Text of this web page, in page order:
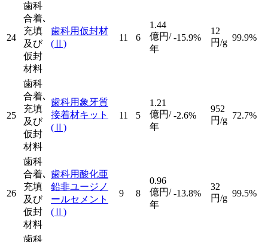
24
歯科
合着､
充填
及び
仮封
材料
歯科用仮封材
(Ⅱ)
11 6
1.44
億円/
年
-15.9%
12
円/g 99.9%
25
歯科
合着､
充填
及び
仮封
材料
歯科用象牙質
接着材キット
(Ⅱ)
11 5
1.21
億円/
年
-2.6%
952
円/g 72.7%
26
歯科
合着､
充填
及び
仮封
材料
歯科用酸化亜
鉛非ユージノ
ールセメント
(Ⅱ)
9 8
0.96
億円/
年
-13.8%
32
円/g 99.5%
歯科